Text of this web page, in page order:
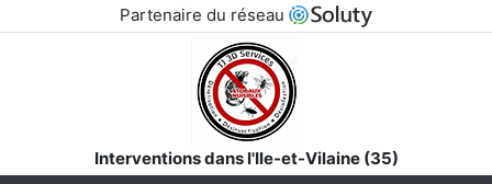
Partenaire du réseau
Interventions dans l'Ile-et-Vilaine (35)